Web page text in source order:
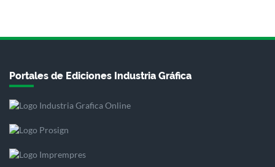
Portales de Ediciones Industria Gráfica